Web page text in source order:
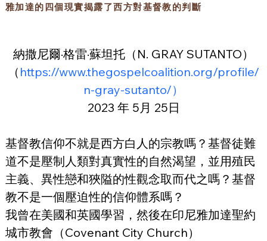
雅加達的四個現實揭露了西方對基督教的判斷
納撒尼爾·格雷·蘇坦托（N. GRAY SUTANTO）
（ https://www.thegospelcoalition.org/profile/
n-gray-sutanto/）
2023 年 5月 25日
基督教信仰不就是西方白人的宗教嗎？基督徒難
道不是壓制人類對真實性的自然渴望，並用殖民
主義、異性戀和狹隘的性觀念取而代之嗎？基督
教不是一個壓迫性的信仰體系嗎？
我曾在美國和英國學習，然後在印尼雅加達聖約
城市教會（Covenant City Church）